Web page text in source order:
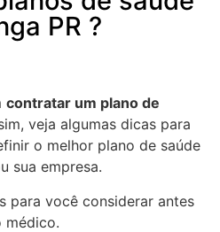
PR ?
contratar um plano de
veja algumas dicas para
o melhor plano de saúde
sua empresa.
para você considerar antes
médico.